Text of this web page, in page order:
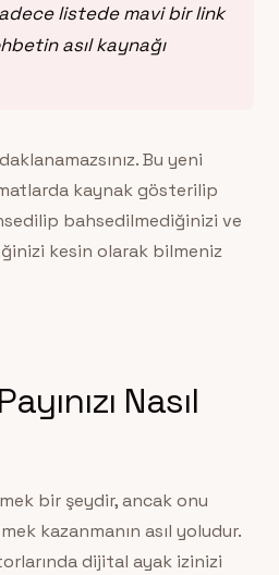
listede mavi bir link
asıl kaynağı
Bu yeni
kaynak gösterilip
bahsedilmediğinizi ve
kesin olarak bilmeniz
Nasıl
bir şeydir, ancak onu
kazanmanın asıl yoludur.
dijital ayak izinizi